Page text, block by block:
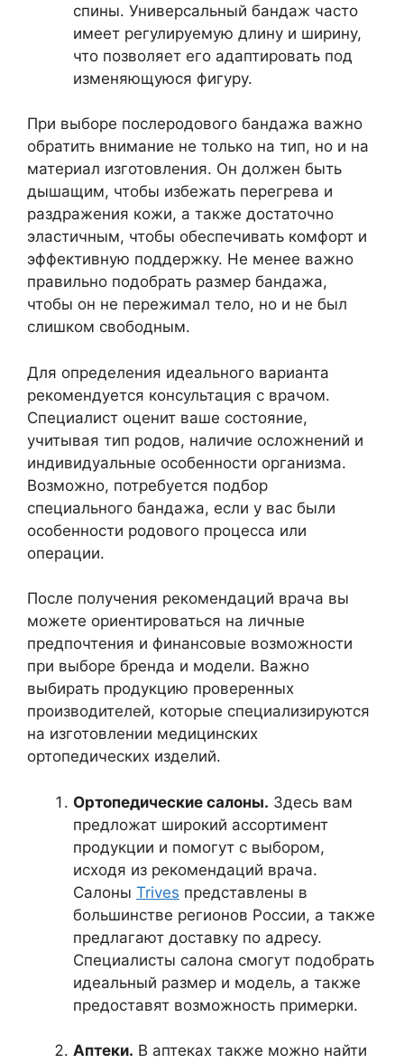
спины. Универсальный бандаж часто
имеет регулируемую длину и ширину,
что позволяет его адаптировать под
изменяющуюся фигуру.
При выборе послеродового бандажа важно
обратить внимание не только на тип, но и на
материал изготовления. Он должен быть
дышащим, чтобы избежать перегрева и
раздражения кожи, а также достаточно
эластичным, чтобы обеспечивать комфорт и
эффективную поддержку. Не менее важно
правильно подобрать размер бандажа,
чтобы он не пережимал тело, но и не был
слишком свободным.
Для определения идеального варианта
рекомендуется консультация с врачом.
Специалист оценит ваше состояние,
учитывая тип родов, наличие осложнений и
индивидуальные особенности организма.
Возможно, потребуется подбор
специального бандажа, если у вас были
особенности родового процесса или
операции.
После получения рекомендаций врача вы
можете ориентироваться на личные
предпочтения и финансовые возможности
при выборе бренда и модели. Важно
выбирать продукцию проверенных
производителей, которые специализируются
на изготовлении медицинских
ортопедических изделий.
Ортопедические салоны. Здесь вам
предложат широкий ассортимент
продукции и помогут с выбором,
исходя из рекомендаций врача.
Салоны Trives представлены в
большинстве регионов России, а также
предлагают доставку по адресу.
Специалисты салона смогут подобрать
идеальный размер и модель, а также
предоставят возможность примерки.
Аптеки. В аптеках также можно найти